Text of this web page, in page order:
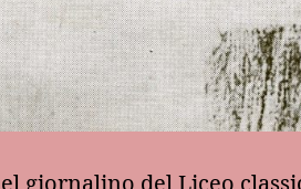
giornalino del Liceo